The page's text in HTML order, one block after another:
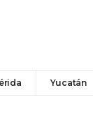
Yucatán